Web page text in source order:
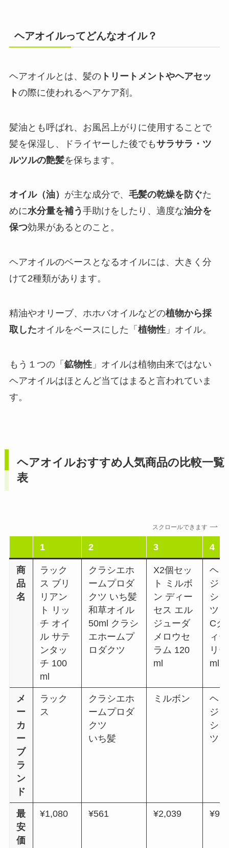
ヘアオイルってどんなオイル？
ヘアオイルとは、髪のトリートメントやヘアセッ
トの際に使われるヘアケア剤。
髪油とも呼ばれ、お風呂上がりに使用することで
髪を保湿し、ドライヤーした後でもサラサラ・ツ
ルツルの艶髪を保ちます。
オイル（油） が主な成分で、 毛髪の乾燥を防ぐた
めに水分量を補う 手助けをしたり、適度な油分を
保つ効果があるとのこと。
ヘアオイルのベースとなるオイルには、大きく分
けて2種類があります。
精油やオリーブ、ホホバオイルなどの植物から採
取したオイルをベースにした「 植物性」オイル。
もう１つの「 鉱物性」オイルは植物由来ではない
ヘアオイルはほとんど当てはまると言われていま
す。
ヘアオイルおすすめ人気商品の比較一覧
表
スクロールできます
1 2 3 4
商
品
名
ラック
ス ブリ
リアン
ト リッ
チ オイ
ル サテ
ンタッ
チ 100
ml
クラシエホ
ームプロダ
クツ いち髪
和草オイル
50ml クラシ
エホームプ
ロダクツ
X2個セッ
ト ミルボ
ン ディー
セス エル
ジューダ
メロウセ
ラム 120
ml
ヘ
ジ
シ
ツ
Cク
ィ
リ
ml
メ
ー
カ
ー
ブ
ラ
ン
ド
ラック
ス
クラシエホ
ームプロダ
クツ
いち髪
ミルボン
ヘ
ジ
シ
ツ
最
安
価
¥1,080 ¥561 ¥2,039